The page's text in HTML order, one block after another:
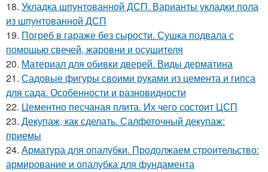
18. Укладка шпунтованной ДСП. Варианты укладки пола
из шпунтованной ДСП
19. Погреб в гараже без сырости. Сушка подвала с
помощью свечей, жаровни и осушителя
20. Материал для обивки дверей. Виды дерматина
21. Садовые фигуры своими руками из цемента и гипса
для сада. Особенности и разновидности
22. Цементно песчаная плита. Их чего состоит ЦСП
23. Декупаж, как сделать. Салфеточный декупаж:
приемы
24. Арматура для опалубки. Продолжаем строительство:
армирование и опалубка для фундамента